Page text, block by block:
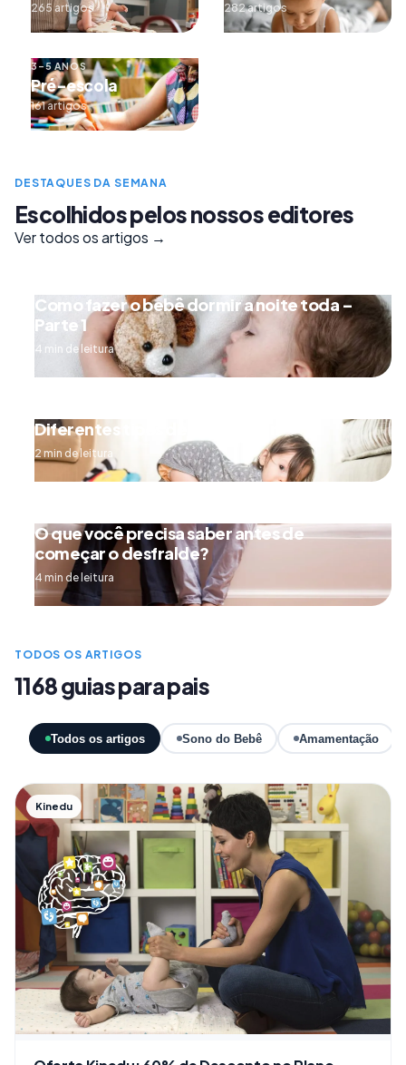
265 artigos 282 artigos
3–5 ANOS
Pré-escola
161 artigos
DESTAQUES DA SEMANA
Escolhidos pelos nossos editores
Ver todos os artigos →
Como fazer o bebê dormir a noite toda –
Parte 1
4 min de leitura
Diferentes tipos de engatinhar
2 min de leitura
O que você precisa saber antes de
começar o desfralde?
4 min de leitura
TODOS OS ARTIGOS
1168 guias para pais
Todos os artigos Sono do Bebê Amamentação
Kinedu